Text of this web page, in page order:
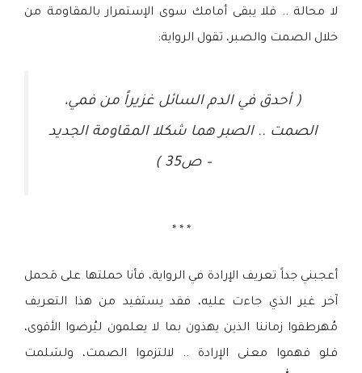
لا محالة .. فلا يبقى أمامك سوى الإستمرار بالمقاومة من
خلال الصمت والصبر، تقول الرواية:
( أحدق في الدم السائل غزيراً من فمي،
الصمت .. الصبر هما شكلا المقاومة الجديد
– ص35 )
* * *
أعجبني جداً تعريف الإرادة في الرواية، فأنا حملتها على مَحمل
آخر غير الذي جاءت عليه، فقد يستفيد من هذا التعريف
مُهرطقوا زماننا الذين يهذون بما لا يعلمون ليُرضوا الأقوى،
فلو فهموا معنى الإرادة .. لالتزموا الصمت، ولسَلمت